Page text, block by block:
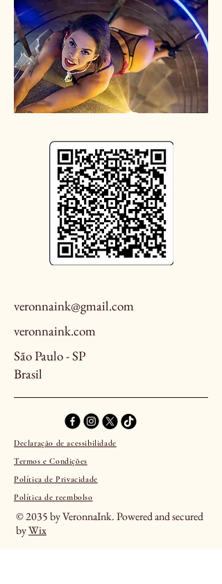
veronnaink@gmail.com
veronnaink.com
São Paulo - SP
Brasil
Declaração de acessibilidade
Termos e Condições
Política de Privacidade
Política de reembolso
© 2035 by VeronnaInk. Powered and secured
byWix